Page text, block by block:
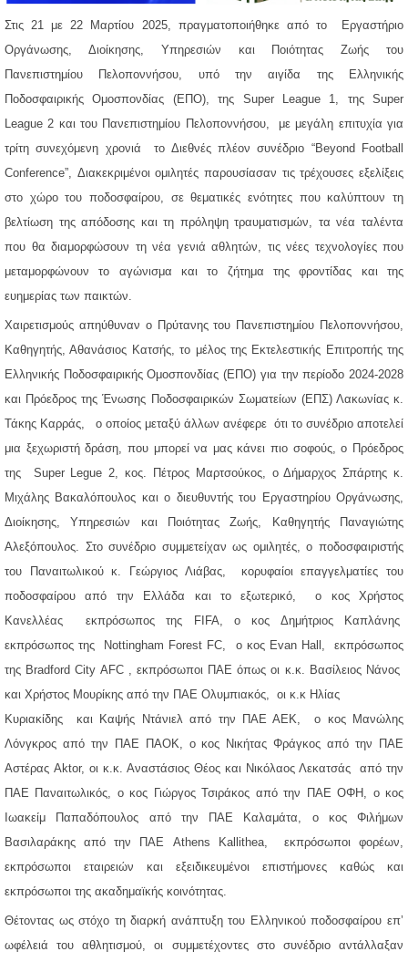
Στις 21 με 22 Μαρτίου 2025, πραγματοποιήθηκε από το Εργαστήριο
Οργάνωσης, Διοίκησης, Υπηρεσιών και Ποιότητας Ζωής του
Πανεπιστημίου Πελοποννήσου, υπό την αιγίδα της Ελληνικής
Ποδοσφαιρικής Ομοσπονδίας (ΕΠΟ), της Super League 1, της Super
League 2 και του Πανεπιστημίου Πελοποννήσου, με μεγάλη επιτυχία για
τρίτη συνεχόμενη χρονιά το Διεθνές πλέον συνέδριο “Beyond Football
Conference”, Διακεκριμένοι ομιλητές παρουσίασαν τις τρέχουσες εξελίξεις
στο χώρο του ποδοσφαίρου, σε θεματικές ενότητες που καλύπτουν τη
βελτίωση της απόδοσης και τη πρόληψη τραυματισμών, τα νέα ταλέντα
που θα διαμορφώσουν τη νέα γενιά αθλητών, τις νέες τεχνολογίες που
μεταμορφώνουν το αγώνισμα και το ζήτημα της φροντίδας και της
ευημερίας των παικτών.
Χαιρετισμούς απηύθυναν ο Πρύτανης του Πανεπιστημίου Πελοποννήσου,
Καθηγητής, Αθανάσιος Κατσής,το μέλος της Εκτελεστικής Επιτροπής της
Ελληνικής Ποδοσφαιρικής Ομοσπονδίας (ΕΠΟ) για την περίοδο 2024-2028
και Πρόεδρος της Ένωσης Ποδοσφαιρικών Σωματείων (ΕΠΣ) Λακωνίας κ.
Τάκης Καρράς,
ο οποίος μεταξύ άλλων ανέφερε ότι το συνέδριο αποτελεί
μια ξεχωριστή δράση, που μπορεί να μας κάνει πιο σοφούς, ο Πρόεδρος
της Super Legue 2, κος. Πέτρος Μαρτσούκος, ο Δήμαρχος Σπάρτης κ.
Μιχάλης Βακαλόπουλος και ο διευθυντής του Εργαστηρίου Οργάνωσης,
Διοίκησης, Υπηρεσιών και Ποιότητας Ζωής, Καθηγητής Παναγιώτης
Αλεξόπουλος. Στο συνέδριο συμμετείχαν ως ομιλητές,ο ποδοσφαιριστής
του Παναιτωλικού κ. Γεώργιος Λιάβας, κορυφαίοι επαγγελματίες του
ποδοσφαίρου από την Ελλάδα και το εξωτερικό, ο κος Χρήστος
Κανελλέας εκπρόσωπος της FIFA, ο κος Δημήτριος Καπλάνης
εκπρόσωπος της Nottingham Forest FC, ο κος Evan Hall, εκπρόσωπος
της Bradford City AFC , εκπρόσωποι ΠΑΕ όπωςοι κ.κ. Βασίλειος Νάνος
και Χρήστος Μουρίκης από την ΠΑΕ Ολυμπιακός, οι κ.κ Ηλίας
Κυριακίδης και Καψής Ντάνιελ από την ΠΑΕ ΑΕΚ,
ο κος Μανώλης
Λόνγκρος από την ΠΑΕ ΠΑΟΚ, ο κος Νικήτας Φράγκος από την ΠΑΕ
Αστέρας Aktor, οι κ.κ. Αναστάσιος Θέος και Νικόλαος Λεκατσάς από την
ΠΑΕ Παναιτωλικός, ο κος Γιώργος Τσιράκος από την ΠΑΕ ΟΦΗ, ο κος
Ιωακείμ Παπαδόπουλος από την ΠΑΕ Καλαμάτα, ο κος Φιλήμων
Βασιλαράκης από την ΠΑΕ Athens Kallithea, εκπρόσωποι φορέων,
εκπρόσωποι εταιρειών και εξειδικευμένοι επιστήμονες καθώς και
εκπρόσωποι της ακαδημαϊκής κοινότητας.
Θέτοντας ως στόχο τη διαρκή ανάπτυξη του Ελληνικού ποδοσφαίρου επ’
ωφέλειά του αθλητισμού, οι συμμετέχοντες στο συνέδριο αντάλλαξαν